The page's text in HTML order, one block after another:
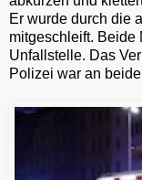
Er wurde durch die
mitgeschleift. Beide
Unfallstelle. Das
Polizei war an